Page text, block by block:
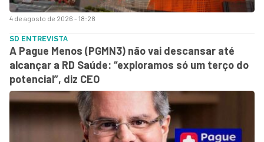
4 de agosto de 2026 - 18:28
SD ENTREVISTA
A Pague Menos (PGMN3) não vai descansar até
alcançar a RD Saúde: “exploramos só um terço do
potencial”, diz CEO